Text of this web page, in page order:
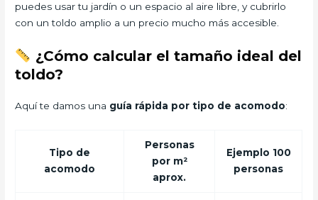
puedes usar tu jardín o un espacio al aire libre, y cubrirlo
con un toldo amplio a un precio mucho más accesible.
¿Cómo calcular el tamaño ideal del
toldo?
Aquí te damos una guía rápida por tipo de acomodo:
Tipo de
acomodo
Personas
por m²
aprox.
Ejemplo 100
personas